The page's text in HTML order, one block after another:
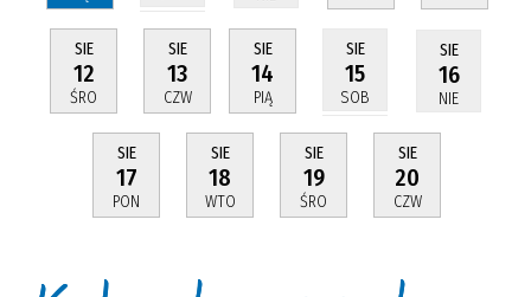
SIE
12
ŚRO
SIE
13
CZW
SIE
14
PIĄ
SIE
15
SOB
SIE
16
NIE
SIE
17
PON
SIE
18
WTO
SIE
19
ŚRO
SIE
20
CZW